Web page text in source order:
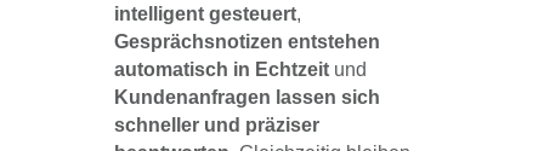
intelligent gesteuert,
Gesprächsnotizen entstehen
automatisch in Echtzeit und
Kundenanfragen lassen sich
schneller und präziser